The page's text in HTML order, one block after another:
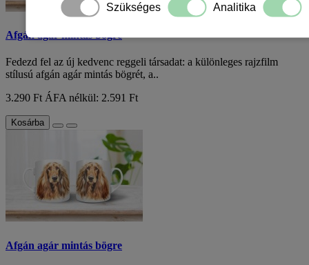
Afgán agár mintás bögre
Fedezd fel az új kedvenc reggeli társadat: a különleges rajzfilm
stílusú afgán agár mintás bögrét, a..
3.290 Ft ÁFA nélkül: 2.591 Ft
Kosárba
Afgán agár mintás bögre
Szükséges Analitika